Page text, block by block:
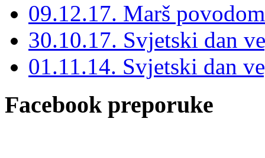
09.12.17. Marš
30.10.17. Svjetski dan
01.11.14. Svjetski dan
Facebook preporuke